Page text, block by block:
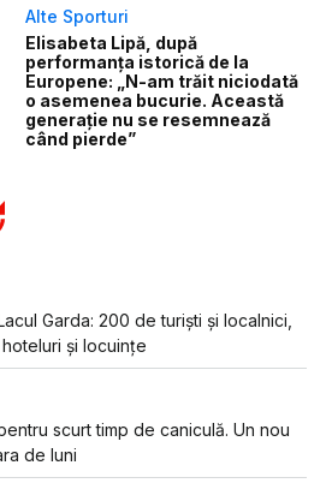
Alte Sporturi
Elisabeta Lipă, după
performanța istorică de la
Europene: „N-am trăit niciodată
o asemenea bucurie. Această
generație nu se resemnează
când pierde”
Garda: 200 de turiști și localnici,
și locuințe
scurt timp de caniculă. Un nou
de luni